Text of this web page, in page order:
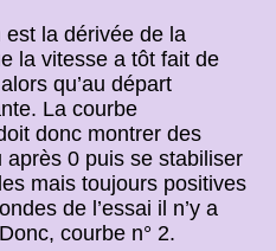
est la dérivée de la
la vitesse a tôt fait de
qu’au départ
La courbe
donc montrer des
0 puis se stabiliser
mais toujours positives
de l’essai il n’y a
courbe n° 2.